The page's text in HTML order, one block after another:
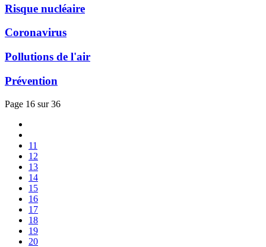
Risque nucléaire
Coronavirus
Pollutions de l'air
Prévention
Page 16 sur 36
11
12
13
14
15
16
17
18
19
20